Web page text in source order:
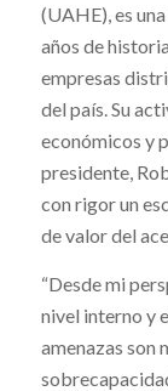
(UAHE), es
años de
empresas
del país. Su
económicos y
presidente,
con rigor un
de valor del
“Desde mi
nivel interno y
amenazas son